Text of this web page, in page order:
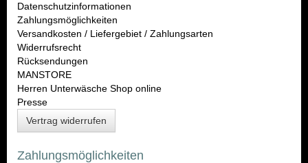
Datenschutzinformationen
Zahlungsmöglichkeiten
Versandkosten / Liefergebiet / Zahlungsarten
Widerrufsrecht
Rücksendungen
MANSTORE
Herren Unterwäsche Shop online
Presse
Vertrag widerrufen
Zahlungsmöglichkeiten